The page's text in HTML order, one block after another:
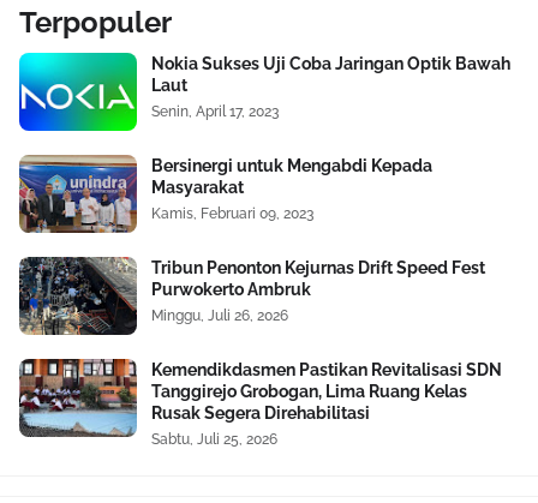
Terpopuler
Nokia Sukses Uji Coba Jaringan Optik Bawah
Laut
Senin, April 17, 2023
Bersinergi untuk Mengabdi Kepada
Masyarakat
Kamis, Februari 09, 2023
Tribun Penonton Kejurnas Drift Speed Fest
Purwokerto Ambruk
Minggu, Juli 26, 2026
Kemendikdasmen Pastikan Revitalisasi SDN
Tanggirejo Grobogan, Lima Ruang Kelas
Rusak Segera Direhabilitasi
Sabtu, Juli 25, 2026